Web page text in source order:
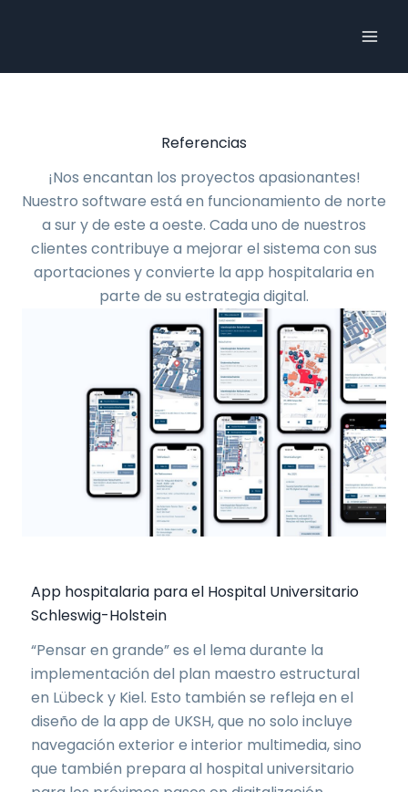
Referencias
¡Nos encantan los proyectos apasionantes!
Nuestro software está en funcionamiento de norte
a sur y de este a oeste. Cada uno de nuestros
clientes contribuye a mejorar el sistema con sus
aportaciones y convierte la app hospitalaria en
parte de su estrategia digital.
App hospitalaria para el Hospital Universitario
Schleswig-Holstein
“Pensar en grande” es el lema durante la
implementación del plan maestro estructural
en Lübeck y Kiel. Esto también se refleja en el
diseño de la app de UKSH, que no solo incluye
navegación exterior e interior multimedia, sino
que también prepara al hospital universitario